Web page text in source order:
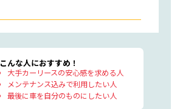
こんな人におすすめ！
大手カーリースの安心感を求める人
メンテナンス込みで利用したい人
最後に車を自分のものにしたい人